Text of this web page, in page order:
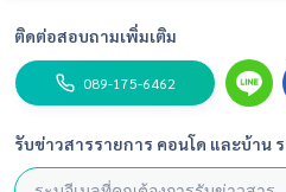
ติดต่อสอบถามเพิ่มเติม
089-175-6462
รับข่าวสารรายการ คอนโด และบ้าน